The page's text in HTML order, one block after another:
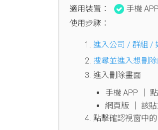
適用裝置：
手機 APP
使用步驟：
進入公司 / 群組 /
搜尋並進入想刪
進入刪除畫面
手機 APP │
網頁版 │ 該貼
點擊確認視窗中